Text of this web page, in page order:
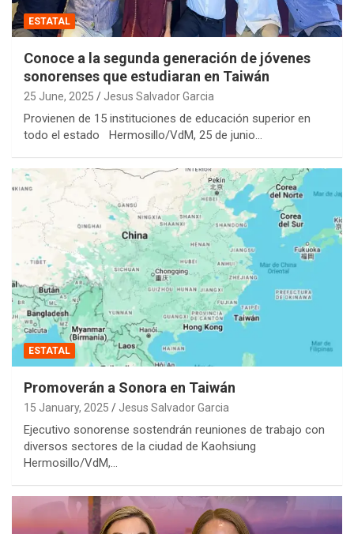
ESTATAL
Conoce a la segunda generación de jóvenes
sonorenses que estudiaran en Taiwán
25 June, 2025 Jesus Salvador Garcia
Provienen de 15 instituciones de educación superior en
todo el estado Hermosillo/VdM, 25 de junio…
ESTATAL
Promoverán a Sonora en Taiwán
15 January, 2025 Jesus Salvador Garcia
Ejecutivo sonorense sostendrán reuniones de trabajo con
diversos sectores de la ciudad de Kaohsiung
Hermosillo/VdM,…